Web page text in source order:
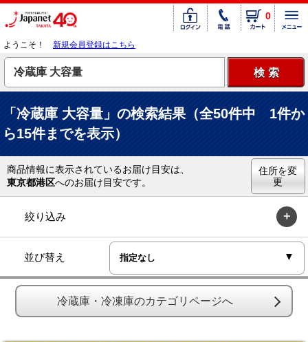
0
ようこそ！ 新規会員登録はこちら
「冷蔵庫 大容量」の検索結果（全50件中 1件か
ら15件までを表示）
商品情報に表示されているお届け目安は、
東京都港区へのお届け目安です。
住所を変
更
絞り込み
並び替え
冷蔵庫・冷凍庫のカテゴリページへ